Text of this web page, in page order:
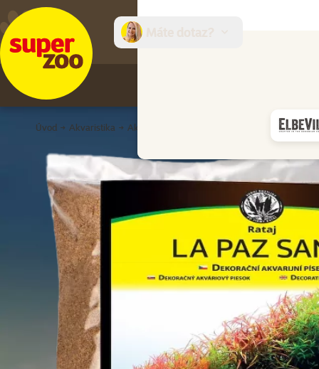
Úvod Akvaristika Akvarijní dekorace a písky Písky a štěrky